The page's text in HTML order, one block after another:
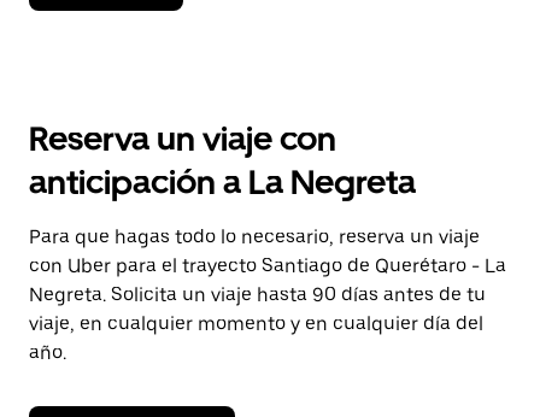
flecha
el
y
selecciona
una
fecha.
Presiona
la
tecla Esc
para
cerrar
calendario.
Reserva un viaje con
anticipación a La Negreta
Para que hagas todo lo necesario, reserva un viaje
con Uber para el trayecto Santiago de Querétaro - La
Negreta. Solicita un viaje hasta 90 días antes de tu
viaje, en cualquier momento y en cualquier día del
año.